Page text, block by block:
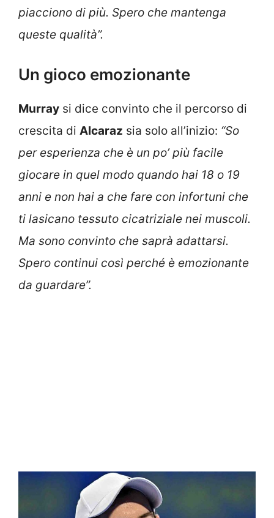
piacciono di più. Spero che mantenga
queste qualità”.
Un gioco emozionante
Murray si dice convinto che il percorso di
crescita di Alcaraz sia solo all’inizio: “So
per esperienza che è un po’ più facile
giocare in quel modo quando hai 18 o 19
anni e non hai a che fare con infortuni che
ti lasicano tessuto cicatriziale nei muscoli.
Ma sono convinto che saprà adattarsi.
Spero continui così perché è emozionante
da guardare”.